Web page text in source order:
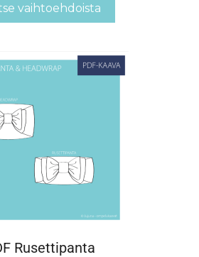
vaihtoehdoista
Rusettipanta